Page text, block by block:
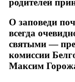
О заповеди
всегда
святыми —
комиссии
Максим